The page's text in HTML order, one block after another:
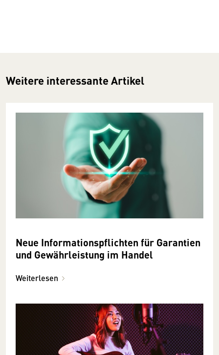
Weitere interessante Artikel
Neue Informationspflichten für Garantien
und Gewährleistung im Handel
Weiterlesen